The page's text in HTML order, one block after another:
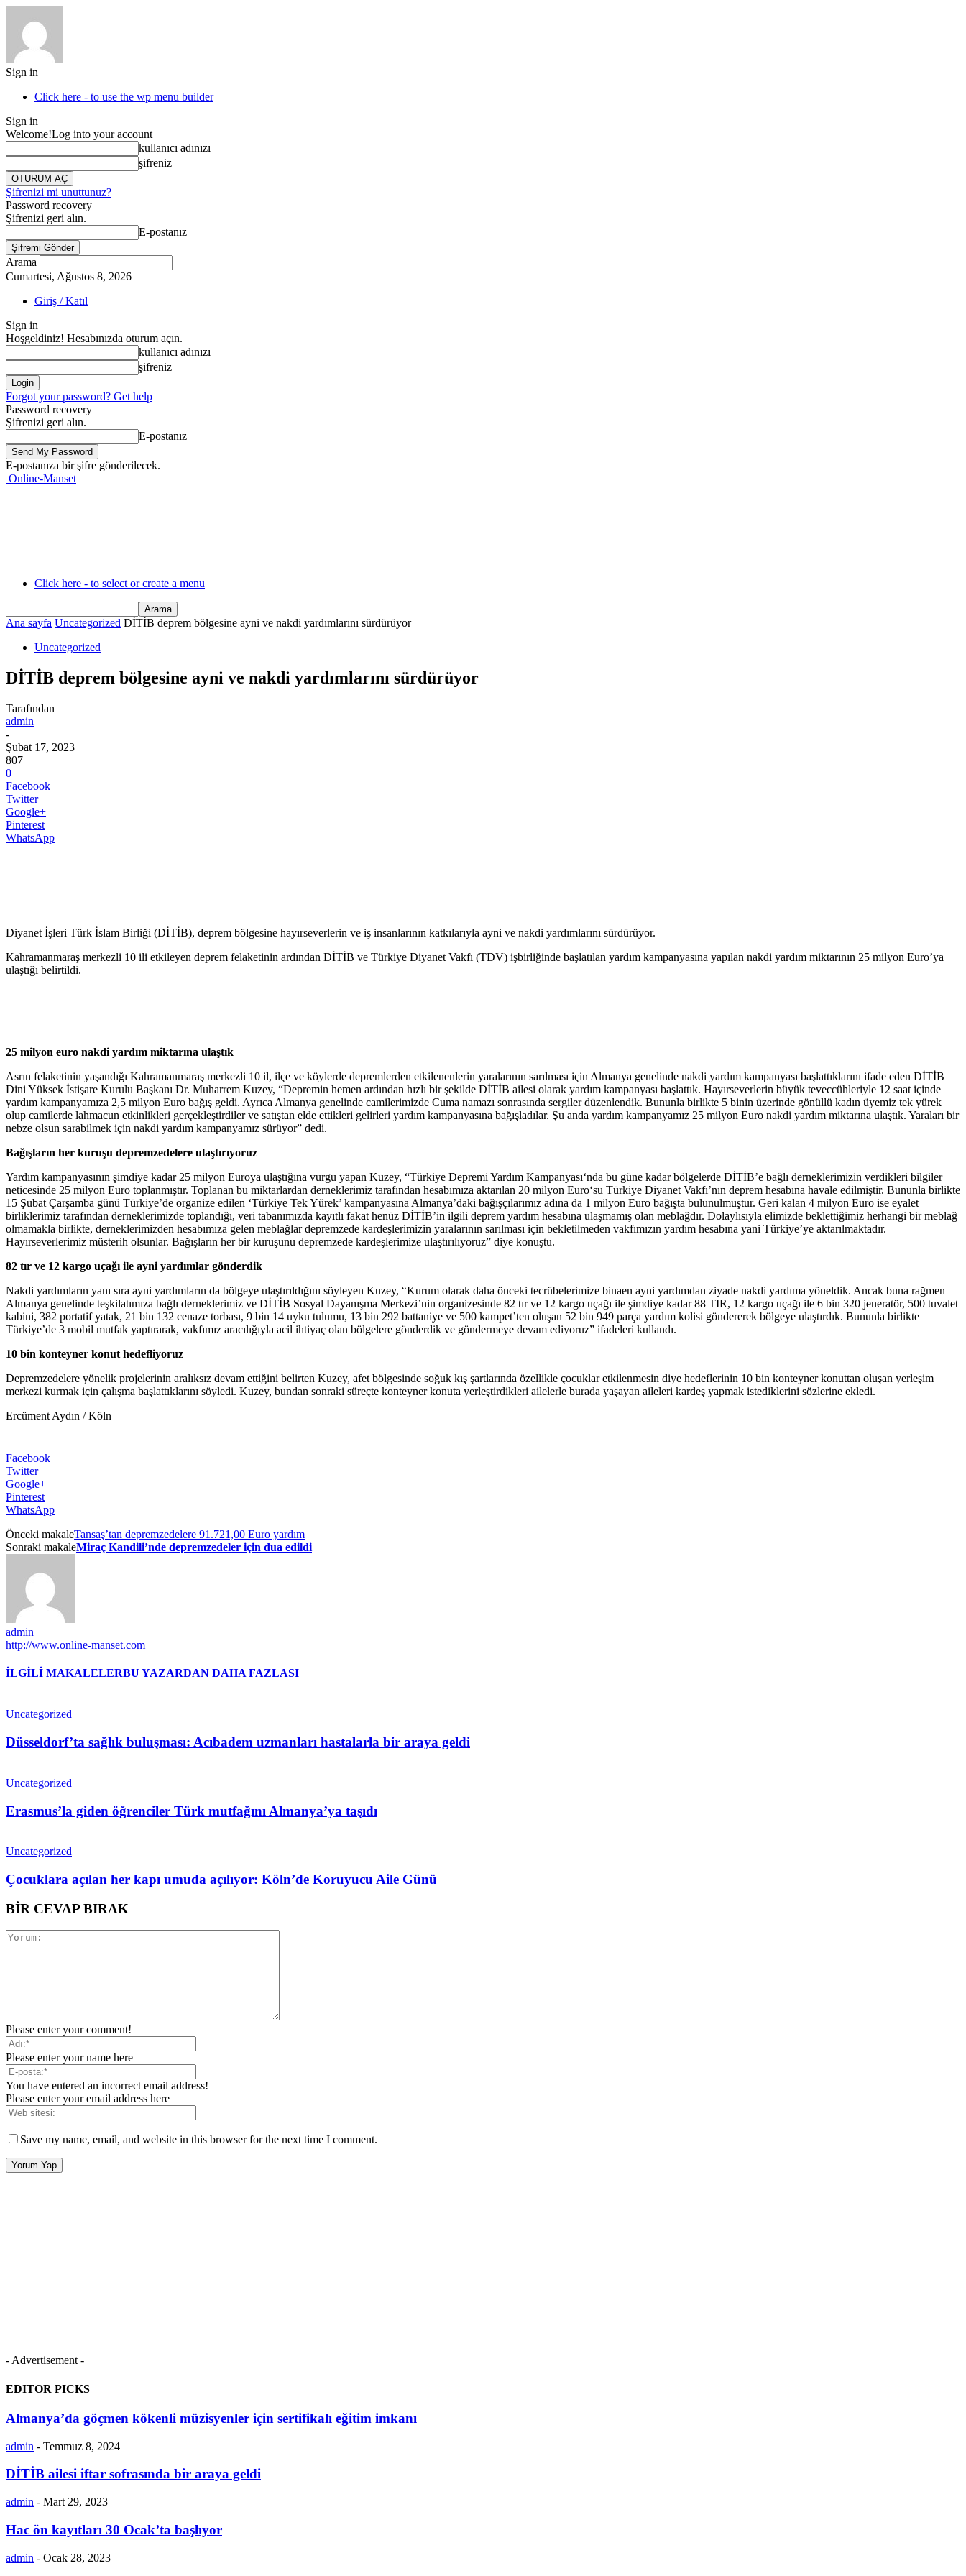
Sign in
Click here - to use the wp menu builder
Sign in
Welcome!Log into your account
kullanıcı adınızı
şifreniz
Şifrenizi mi unuttunuz?
Password recovery
Şifrenizi geri alın.
E-postanız
Arama
Cumartesi, Ağustos 8, 2026
Giriş / Katıl
Sign in
Hoşgeldiniz! Hesabınızda oturum açın.
kullanıcı adınızı
şifreniz
Forgot your password? Get help
Password recovery
Şifrenizi geri alın.
E-postanız
E-postanıza bir şifre gönderilecek.
Online-Manset
Click here - to select or create a menu
Ana sayfa Uncategorized DİTİB deprem bölgesine ayni ve nakdi yardımlarını sürdürüyor
Uncategorized
DİTİB deprem bölgesine ayni ve nakdi yardımlarını sürdürüyor
Tarafından
admin
-
Şubat 17, 2023
807
0
Facebook
Twitter
Google+
Pinterest
WhatsApp
Diyanet İşleri Türk İslam Birliği (DİTİB), deprem bölgesine hayırseverlerin ve iş insanlarının katkılarıyla ayni ve nakdi yardımlarını sürdürüyor.
Kahramanmaraş merkezli 10 ili etkileyen deprem felaketinin ardından DİTİB ve Türkiye Diyanet Vakfı (TDV) işbirliğinde başlatılan yardım kampanyasına yapılan nakdi yardım miktarının 25 milyon Euro’ya
ulaştığı belirtildi.
25 milyon euro nakdi yardım miktarına ulaştık
Asrın felaketinin yaşandığı Kahramanmaraş merkezli 10 il, ilçe ve köylerde depremlerden etkilenenlerin yaralarının sarılması için Almanya genelinde nakdi yardım kampanyası başlattıklarını ifade eden DİTİB
Dini Yüksek İstişare Kurulu Başkanı Dr. Muharrem Kuzey, “Depremin hemen ardından hızlı bir şekilde DİTİB ailesi olarak yardım kampanyası başlattık. Hayırseverlerin büyük teveccühleriyle 12 saat içinde
yardım kampanyamıza 2,5 milyon Euro bağış geldi. Ayrıca Almanya genelinde camilerimizde Cuma namazı sonrasında sergiler düzenlendik. Bununla birlikte 5 binin üzerinde gönüllü kadın üyemiz tek yürek
olup camilerde lahmacun etkinlikleri gerçekleştirdiler ve satıştan elde ettikleri gelirleri yardım kampanyasına bağışladılar. Şu anda yardım kampanyamız 25 milyon Euro nakdi yardım miktarına ulaştık. Yaraları bir
nebze olsun sarabilmek için nakdi yardım kampanyamız sürüyor” dedi.
Bağışların her kuruşu depremzedelere ulaştırıyoruz
Yardım kampanyasının şimdiye kadar 25 milyon Euroya ulaştığına vurgu yapan Kuzey, “Türkiye Depremi Yardım Kampanyası‘nda bu güne kadar bölgelerde DİTİB’e bağlı derneklerimizin verdikleri bilgiler
neticesinde 25 milyon Euro toplanmıştır. Toplanan bu miktarlardan derneklerimiz tarafından hesabımıza aktarılan 20 milyon Euro‘su Türkiye Diyanet Vakfı’nın deprem hesabına havale edilmiştir. Bununla birlikte
15 Şubat Çarşamba günü Türkiye’de organize edilen ‘Türkiye Tek Yürek’ kampanyasına Almanya’daki bağışçılarımız adına da 1 milyon Euro bağışta bulunulmuştur. Geri kalan 4 milyon Euro ise eyalet
birliklerimiz tarafından derneklerimizde toplandığı, veri tabanımızda kayıtlı fakat henüz DİTİB’in ilgili deprem yardım hesabına ulaşmamış olan meblağdır. Dolaylısıyla elimizde beklettiğimiz herhangi bir meblağ
olmamakla birlikte, derneklerimizden hesabımıza gelen meblağlar depremzede kardeşlerimizin yaralarının sarılması için bekletilmeden vakfımızın yardım hesabına yani Türkiye’ye aktarılmaktadır.
Hayırseverlerimiz müsterih olsunlar. Bağışların her bir kuruşunu depremzede kardeşlerimize ulaştırılıyoruz” diye konuştu.
82 tır ve 12 kargo uçağı ile ayni yardımlar gönderdik
Nakdi yardımların yanı sıra ayni yardımların da bölgeye ulaştırıldığını söyleyen Kuzey, “Kurum olarak daha önceki tecrübelerimize binaen ayni yardımdan ziyade nakdi yardıma yöneldik. Ancak buna rağmen
Almanya genelinde teşkilatımıza bağlı derneklerimiz ve DİTİB Sosyal Dayanışma Merkezi’nin organizesinde 82 tır ve 12 kargo uçağı ile şimdiye kadar 88 TIR, 12 kargo uçağı ile 6 bin 320 jeneratör, 500 tuvalet
kabini, 382 portatif yatak, 21 bin 132 cenaze torbası, 9 bin 14 uyku tulumu, 13 bin 292 battaniye ve 500 kampet’ten oluşan 52 bin 949 parça yardım kolisi göndererek bölgeye ulaştırdık. Bununla birlikte
Türkiye’de 3 mobil mutfak yaptırarak, vakfımız aracılığıyla acil ihtiyaç olan bölgelere gönderdik ve göndermeye devam ediyoruz” ifadeleri kullandı.
10 bin konteyner konut hedefliyoruz
Depremzedelere yönelik projelerinin aralıksız devam ettiğini belirten Kuzey, afet bölgesinde soğuk kış şartlarında özellikle çocuklar etkilenmesin diye hedeflerinin 10 bin konteyner konuttan oluşan yerleşim
merkezi kurmak için çalışma başlattıklarını söyledi. Kuzey, bundan sonraki süreçte konteyner konuta yerleştirdikleri ailelerle burada yaşayan aileleri kardeş yapmak istediklerini sözlerine ekledi.
Ercüment Aydın / Köln
Facebook
Twitter
Google+
Pinterest
WhatsApp
Önceki makaleTansaş’tan depremzedelere 91.721,00 Euro yardım
Sonraki makaleMiraç Kandili’nde depremzedeler için dua edildi
admin
http://www.online-manset.com
İLGİLİ MAKALELERBU YAZARDAN DAHA FAZLASI
Uncategorized
Düsseldorf’ta sağlık buluşması: Acıbadem uzmanları hastalarla bir araya geldi
Uncategorized
Erasmus’la giden öğrenciler Türk mutfağını Almanya’ya taşıdı
Uncategorized
Çocuklara açılan her kapı umuda açılıyor: Köln’de Koruyucu Aile Günü
BİR CEVAP BIRAK
Please enter your comment!
Please enter your name here
You have entered an incorrect email address!
Please enter your email address here
Save my name, email, and website in this browser for the next time I comment.
- Advertisement -
EDITOR PICKS
Almanya’da göçmen kökenli müzisyenler için sertifikalı eğitim imkanı
admin - Temmuz 8, 2024
DİTİB ailesi iftar sofrasında bir araya geldi
admin - Mart 29, 2023
Hac ön kayıtları 30 Ocak’ta başlıyor
admin - Ocak 28, 2023